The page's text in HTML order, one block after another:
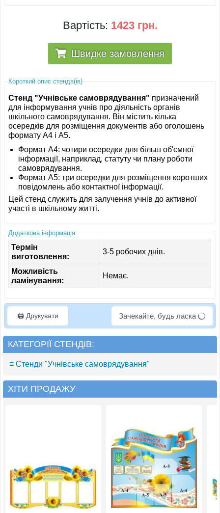
Вартість: 1423 грн.
Швидке замовлення
Короткий опис стенда(ів)
Стенд "Учнівське самоврядування" призначений
для інформування учнів про діяльність органів
шкільного самоврядування. Він містить кілька
осередків для розміщення документів або оголошень
формату A4 і A5.
Формат A4: чотири осередки для більш об'ємної
інформації, наприклад, статуту чи плану роботи
самоврядування.
Формат A5: три осередки для розміщення коротших
повідомлень або контактної інформації.
Цей стенд служить для залучення учнів до активної
участі в шкільному житті.
Додаткова інформація
Термін
виготовлення:
3-5 робочих днів.
Можливість
ламінування:
Немає.
🖨️ Друкувати Зачекайте, будь ласка
КАТЕГОРІЇ СТЕНДІВ:
≡ Стенди "Учнівське самоврядування"
ХІТИ ПРОДАЖУ